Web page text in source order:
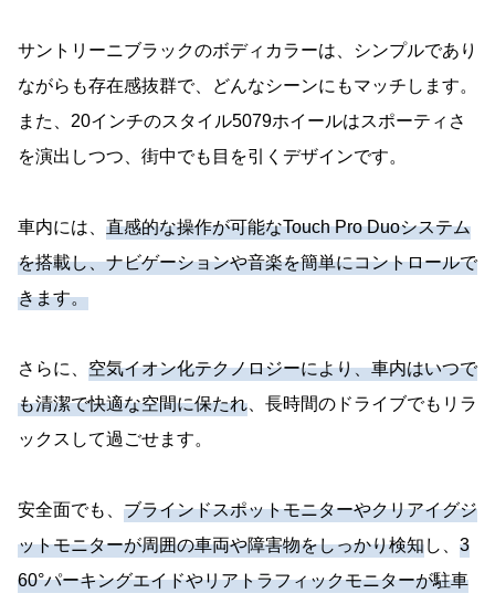
サントリーニブラックのボディカラーは、シンプルであり
ながらも存在感抜群で、どんなシーンにもマッチします。
また、20インチのスタイル5079ホイールはスポーティさ
を演出しつつ、街中でも目を引くデザインです。
車内には、 直感的な操作が可能なTouch Pro Duoシステム
を搭載し、ナビゲーションや音楽を簡単にコントロールで
きます。
さらに、 空気イオン化テクノロジーにより、車内はいつで
も清潔で快適な空間に保たれ 、長時間のドライブでもリラ
ックスして過ごせます。
安全面でも、 ブラインドスポットモニターやクリアイグジ
ットモニターが周囲の車両や障害物をしっかり検知し、 3
60°パーキングエイドやリアトラフィックモニターが駐車